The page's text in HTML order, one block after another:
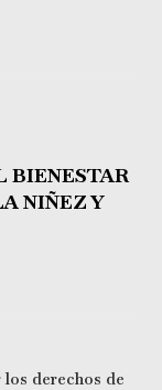
BIENESTAR
NIÑEZ Y
derechos de